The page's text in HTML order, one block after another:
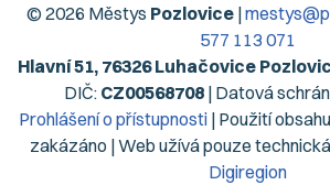
© 2026 Městys Pozlovice|
577 113 071
Hlavní 51, 76326 Luhačovice
DIČ: CZ00568708 | Datová
Prohlášení o přístupnosti | Použití
zakázáno | Web užívá pouze
Digiregion